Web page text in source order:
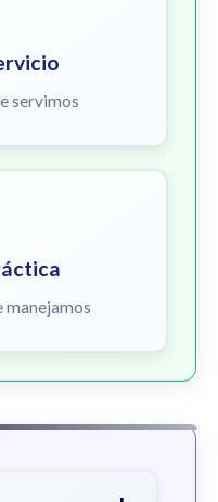
servimos
manejamos